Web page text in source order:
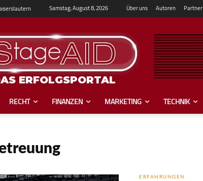
Samstag, August 8, 2026 Über uns Autoren Partner
ERFOLGSPORTAL
RECHT FINANZEN MARKETING TECHNIK
ERFAHRUNGEN